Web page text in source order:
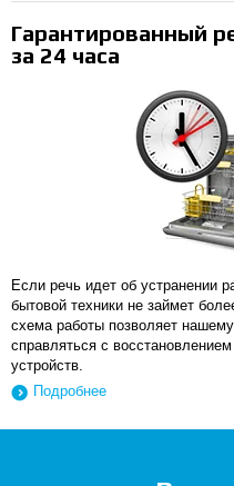
Гарантированный
за 24 часа
Если речь идет об устранении
бытовой техники не займет
схема работы позволяет
справляться с
устройств.
Подробнее